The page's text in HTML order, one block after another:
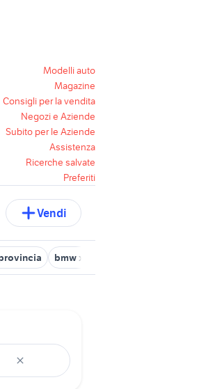
Modelli auto
Magazine
Consigli per la vendita
Negozi e Aziende
Subito per le Aziende
Assistenza
Ricerche salvate
Preferiti
Vendi
bmw x2 Sicilia